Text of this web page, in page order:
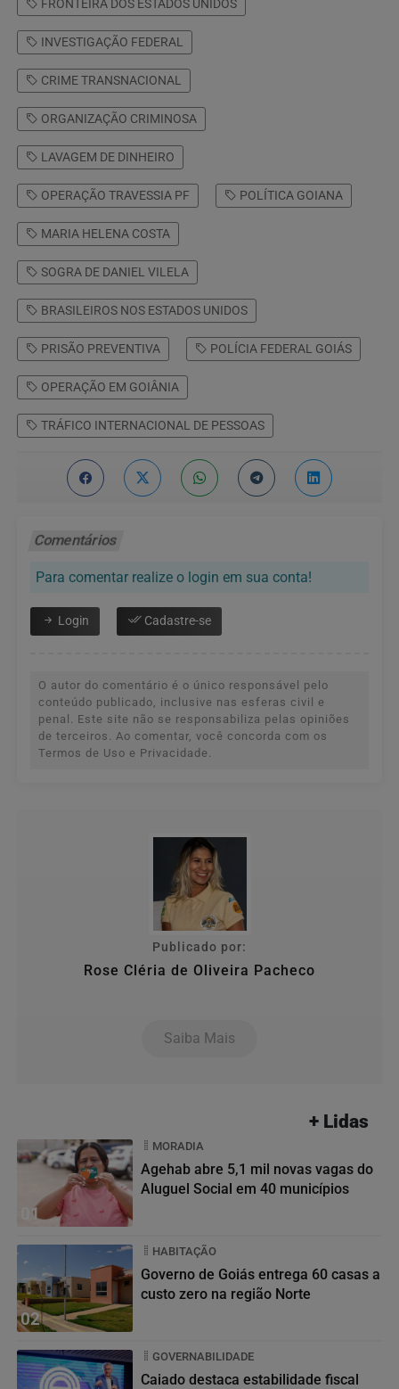
FRONTEIRA DOS ESTADOS UNIDOS
INVESTIGAÇÃO FEDERAL
CRIME TRANSNACIONAL
ORGANIZAÇÃO CRIMINOSA
LAVAGEM DE DINHEIRO
OPERAÇÃO TRAVESSIA PF POLÍTICA GOIANA
MARIA HELENA COSTA
SOGRA DE DANIEL VILELA
BRASILEIROS NOS ESTADOS UNIDOS
PRISÃO PREVENTIVA POLÍCIA FEDERAL GOIÁS
OPERAÇÃO EM GOIÂNIA
TRÁFICO INTERNACIONAL DE PESSOAS
Comentários
Para comentar realize o login em sua conta!
Login Cadastre-se
O autor do comentário é o único responsável pelo
conteúdo publicado, inclusive nas esferas civil e
penal. Este site não se responsabiliza pelas opiniões
de terceiros. Ao comentar, você concorda com os
Termos de Uso e Privacidade.
Publicado por:
Rose Cléria de Oliveira Pacheco
Saiba Mais
+ Lidas
01
MORADIA
Agehab abre 5,1 mil novas vagas do
Aluguel Social em 40 municípios
02
HABITAÇÃO
Governo de Goiás entrega 60 casas a
custo zero na região Norte
GOVERNABILIDADE
Caiado destaca estabilidade fiscal